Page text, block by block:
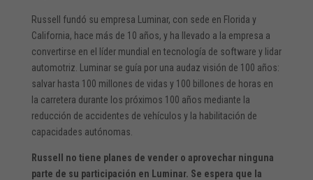
Russell fundó su empresa Luminar, con sede en Florida y
California, hace más de 10 años, y ha llevado a la empresa a
convertirse en el líder mundial en tecnología de software y lidar
automotriz. Luminar se guía por una audaz visión de 100 años:
salvar hasta 100 millones de vidas y 100 billones de horas en
la carretera durante los próximos 100 años mediante la
reducción de accidentes de vehículos y la habilitación de
capacidades autónomas.
Russell no tiene planes de vender o aprovechar ninguna
parte de su participación en Luminar. Se espera que la